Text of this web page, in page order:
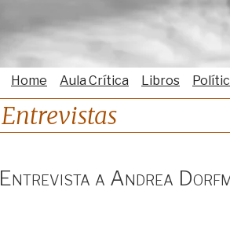
Home Aula Crítica Libros
Entrevistas
Entrevista a Andrea